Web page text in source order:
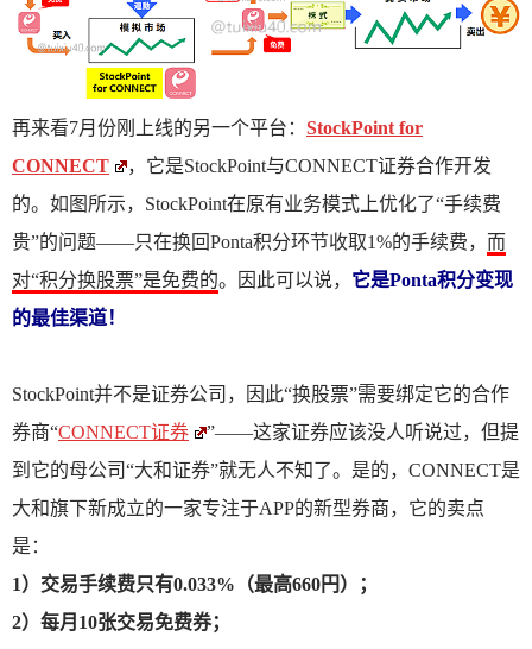
再来看7月份刚上线的另一个平台： StockPoint for
CONNECT
，它是StockPoint与CONNECT证券合作开发
的。如图所示，StockPoint在原有业务模式上优化了“手续费
贵”的问题——只在换回Ponta积分环节收取1%的手续费， 而
对“积分换股票”是免费的。因此可以说， 它是Ponta积分变现
的最佳渠道！
StockPoint并不是证券公司，因此“换股票”需要绑定它的合作
券商“CONNECT证券
”——这家证券应该没人听说过，但提
到它的母公司“大和证券”就无人不知了。是的，CONNECT是
大和旗下新成立的一家专注于APP的新型券商，它的卖点
是：
1）交易手续费只有0.033%（最高660円）；
2）每月10张交易免费券；